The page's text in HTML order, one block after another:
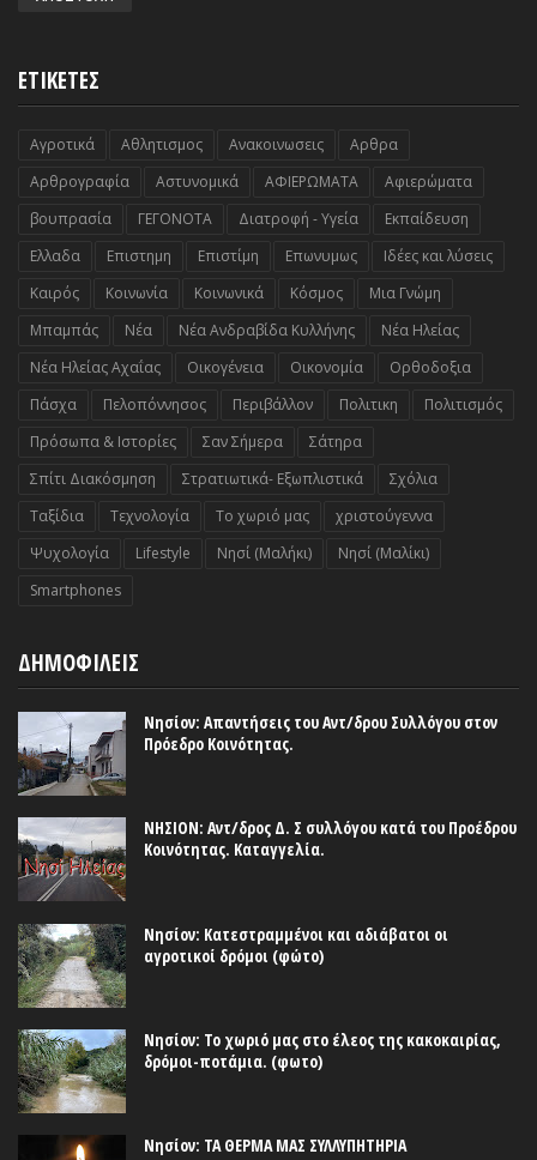
ΕΤΙΚΕΤΕΣ
Αγροτικά Αθλητισμος Ανακοινωσεις
Αρθρα
Αρθρογραφία
Αστυνομικά ΑΦΙΕΡΩΜΑΤΑ
Αφιερώματα
βουπρασία
ΓΕΓΟΝΟΤΑ Διατροφή - Υγεία
Εκπαίδευση
Ελλαδα
Επιστημη Επιστίμη Επωνυμως
Ιδέες και λύσεις
Καιρός
Κοινωνία Κοινωνικά Κόσμος
Μια Γνώμη
Μπαμπάς
Νέα Νέα Ανδραβίδα Κυλλήνης
Νέα Ηλείας
Νέα Ηλείας Αχαΐας
Οικογένεια Οικονομία
Ορθοδοξια
Πάσχα
Πελοπόννησος Περιβάλλον Πολιτικη
Πολιτισμός
Πρόσωπα & Ιστορίες
Σαν Σήμερα
Σάτηρα
Σπίτι Διακόσμηση
Στρατιωτικά- Εξωπλιστικά
Σχόλια
Ταξίδια
Τεχνολογία Το χωριό μας
χριστούγεννα
Ψυχολογία
Lifestyle Nησί (Μαλήκι)
Nησί (Μαλίκι)
Smartphones
ΔΗΜΟΦΙΛΕΙΣ
Νησίον: Απαντήσεις του Αντ/δρου Συλλόγου στον
Πρόεδρο Κοινότητας.
ΝΗΣΙΟΝ: Αντ/δρος Δ. Σ συλλόγου κατά του Προέδρου
Κοινότητας. Καταγγελία.
Νησίον: Κατεστραμμένοι και αδιάβατοι οι
αγροτικοί δρόμοι (φώτο)
Νησίον: Το χωριό μας στο έλεος της κακοκαιρίας,
δρόμοι-ποτάμια. (φωτο)
Νησίον: ΤΑ ΘΕΡΜΑ ΜΑΣ ΣΥΛΛΥΠΗΤΗΡΙΑ